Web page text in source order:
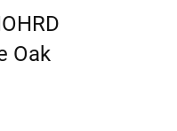
Oak